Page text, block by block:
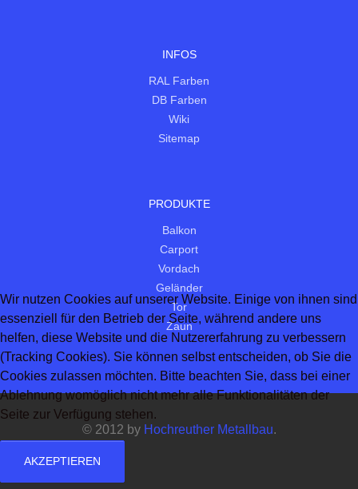
INFOS
RAL Farben
DB Farben
Wiki
Sitemap
PRODUKTE
Balkon
Carport
Vordach
Geländer
Tor
Zaun
© 2012 by Hochreuther Metallbau.
Wir nutzen Cookies auf unserer Website. Einige von ihnen sind
essenziell für den Betrieb der Seite, während andere uns
helfen, diese Website und die Nutzererfahrung zu verbessern
(Tracking Cookies). Sie können selbst entscheiden, ob Sie die
Cookies zulassen möchten. Bitte beachten Sie, dass bei einer
Ablehnung womöglich nicht mehr alle Funktionalitäten der
Seite zur Verfügung stehen.
AKZEPTIEREN